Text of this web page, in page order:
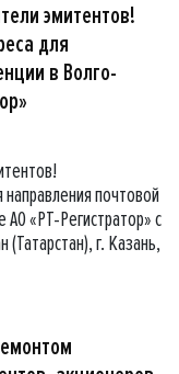
эмитентов!
для
в Волго-
почтовой
«РТ-Регистратор» с
г. Казань,